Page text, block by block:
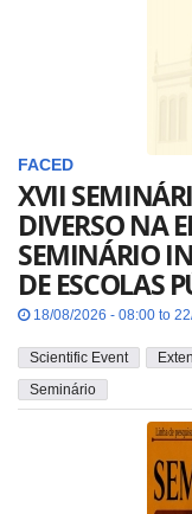
FACED
XVII
DIVERSO NA
SEMINÁRIO
DE ESCOLAS
18/08/2026 - 08:00 to
Scientific Event
Seminário